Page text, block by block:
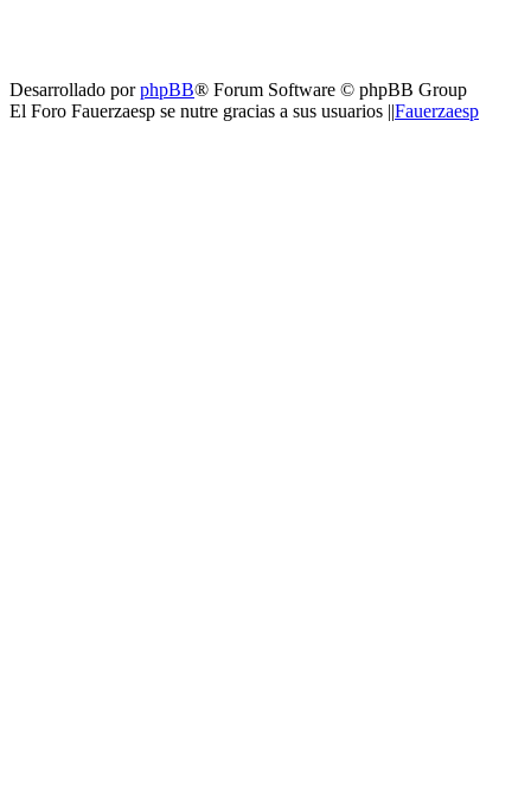
Desarrollado porphpBB® Forum Software © phpBB Group
El Foro Fauerzaesp se nutre gracias a sus usuarios ||Fauerzaesp